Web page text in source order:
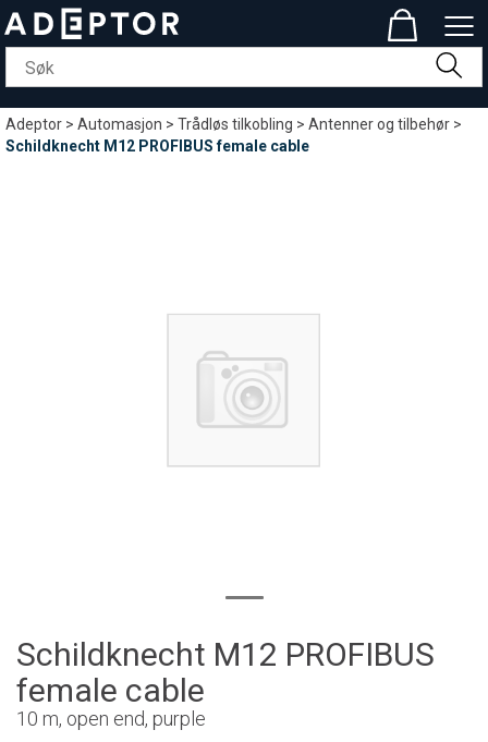
Adeptor>Automasjon>Trådløs tilkobling>Antenner og tilbehør>
Schildknecht M12 PROFIBUS female cable
Schildknecht M12 PROFIBUS
female cable
10 m, open end, purple